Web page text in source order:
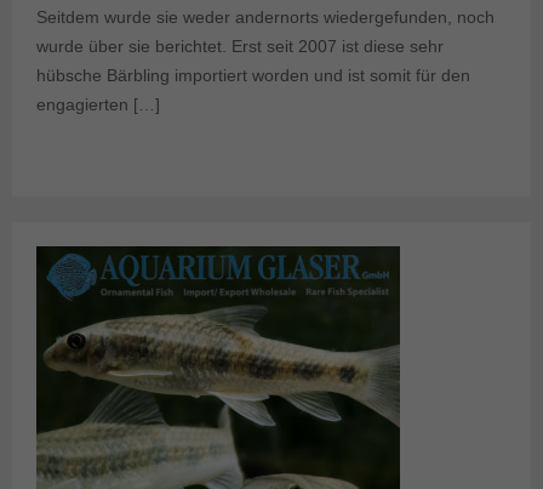
Seitdem wurde sie weder andernorts wiedergefunden, noch
wurde über sie berichtet. Erst seit 2007 ist diese sehr
hübsche Bärbling importiert worden und ist somit für den
engagierten […]